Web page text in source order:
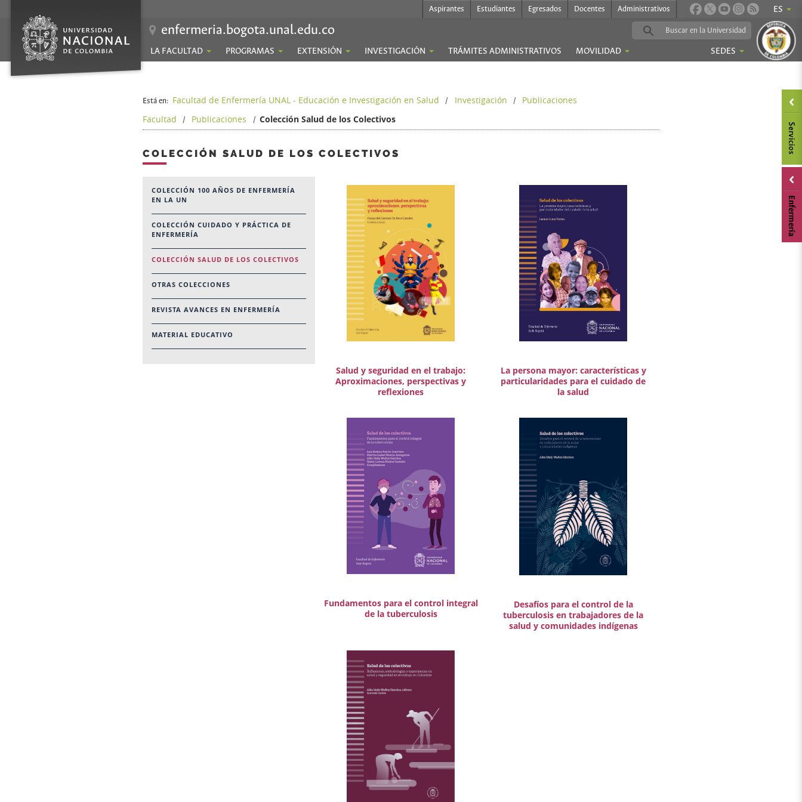
ES
Aspirantes Estudiantes Egresados Docentes Administrativos
enfermeria.bogota.unal.edu.co
LA FACULTAD PROGRAMAS EXTENSIÓN INVESTIGACIÓN TRÁMITES ADMINISTRATIVOS MOVILIDAD SEDES
Está en: Facultad de Enfermería UNAL - Educación e Investigación en Salud / Investigación /
Publicaciones
Facultad
/ Publicaciones / Colección Salud de los Colectivos
COLECCIÓN SALUD DE LOS COLECTIVOS
COLECCIÓN 100 AÑOS DE ENFERMERÍA
EN LA UN
COLECCIÓN CUIDADO Y PRÁCTICA DE
ENFERMERÍA
COLECCIÓN SALUD DE LOS COLECTIVOS
OTRAS COLECCIONES
REVISTA AVANCES EN ENFERMERÍA
MATERIAL EDUCATIVO
Salud y seguridad en el trabajo:
Aproximaciones, perspectivas y
reflexiones
Fundamentos para el control integral
de la tuberculosis
La persona mayor: características y
particularidades para el cuidado de
la salud
Desafíos para el control de la
tuberculosis en trabajadores de la
salud y comunidades indígenas